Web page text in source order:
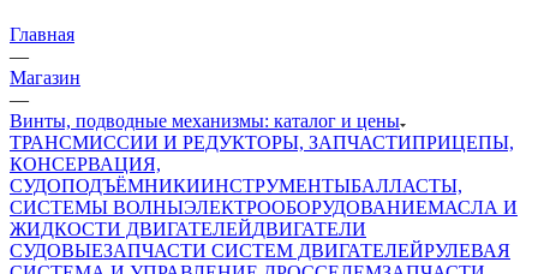
Главная
—
Магазин
—
Винты, подводные механизмы: каталог и цены
ТРАНСМИССИИ И РЕДУКТОРЫ, ЗАПЧАСТИПРИЦЕПЫ,
КОНСЕРВАЦИЯ,
СУДОПОДЪЁМНИКИИНСТРУМЕНТЫБАЛЛАСТЫ,
СИСТЕМЫ ВОЛНЫЭЛЕКТРООБОРУДОВАНИЕМАСЛА И
ЖИДКОСТИ ДВИГАТЕЛЕЙДВИГАТЕЛИ
СУДОВЫЕЗАПЧАСТИ СИСТЕМ ДВИГАТЕЛЕЙРУЛЕВАЯ